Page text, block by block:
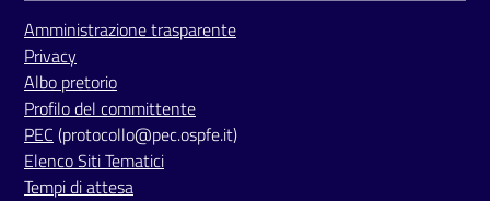
Amministrazione trasparente
Privacy
Albo pretorio
Profilo del committente
PEC (protocollo@pec.ospfe.it)
Elenco Siti Tematici
Tempi di attesa